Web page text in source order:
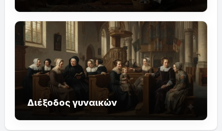
Διέξοδος γυναικών